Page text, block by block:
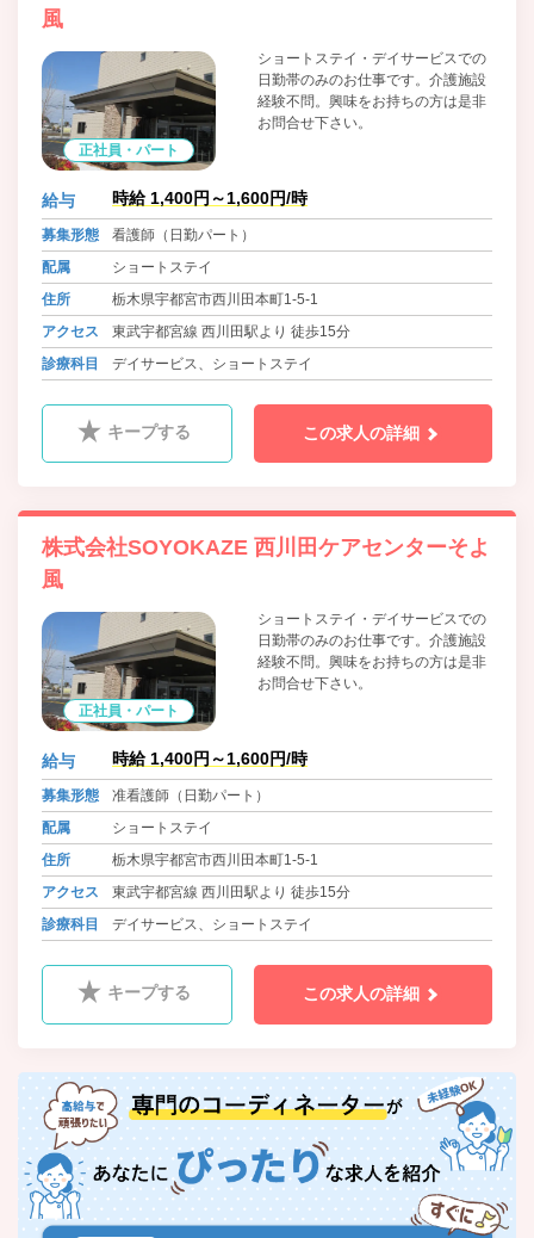
風
正社員・パート
ショートステイ・デイサービスでの
日勤帯のみのお仕事です。介護施設
経験不問。興味をお持ちの方は是非
お問合せ下さい。
給与 時給 1,400円～1,600円/時
募集形態
看護師（日勤パート）
配属
ショートステイ
住所
栃木県宇都宮市西川田本町1-5-1
アクセス
東武宇都宮線 西川田駅より 徒歩15分
診療科目
デイサービス、ショートステイ
キープする この求人の詳細
株式会社SOYOKAZE 西川田ケアセンターそよ
風
正社員・パート
ショートステイ・デイサービスでの
日勤帯のみのお仕事です。介護施設
経験不問。興味をお持ちの方は是非
お問合せ下さい。
給与 時給 1,400円～1,600円/時
募集形態
准看護師（日勤パート）
配属
ショートステイ
住所
栃木県宇都宮市西川田本町1-5-1
アクセス
東武宇都宮線 西川田駅より 徒歩15分
診療科目
デイサービス、ショートステイ
キープする この求人の詳細